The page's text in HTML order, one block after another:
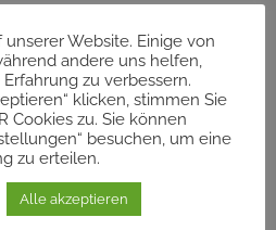
Landsberg am
September 2025
Website. Einige von
andere uns helfen,
zu verbessern.
klicken, stimmen Sie
Cookies zu. Sie können
besuchen, um eine
zu erteilen.
Alle akzeptieren